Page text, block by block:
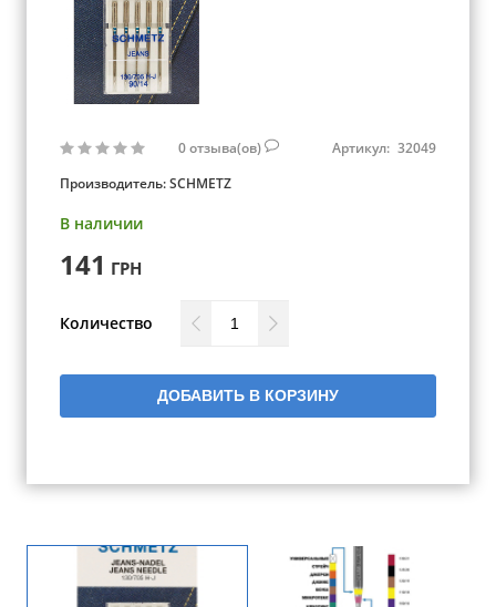
0отзыва(ов) Артикул: 32049
Производитель:SCHMETZ
В наличии
141 ГРН
Количество
ДОБАВИТЬ В КОРЗИНУ